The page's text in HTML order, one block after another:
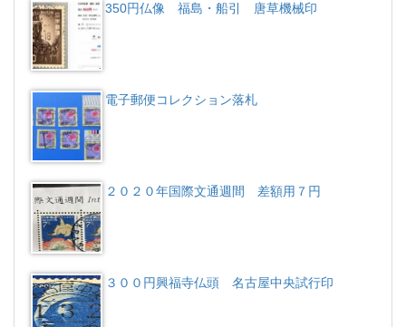
350円仏像 福島・船引 唐草機械印
電子郵便コレクション落札
２０２０年国際文通週間 差額用７円
３００円興福寺仏頭 名古屋中央試行印